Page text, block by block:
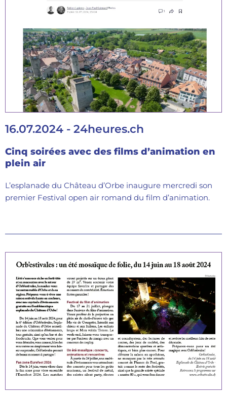
16.07.2024 - 24heures.ch
Cinq soirées avec des films d’animation en
plein air
L’esplanade du Château d’Orbe inaugure mercredi son
premier Festival open air romand du film d’animation.